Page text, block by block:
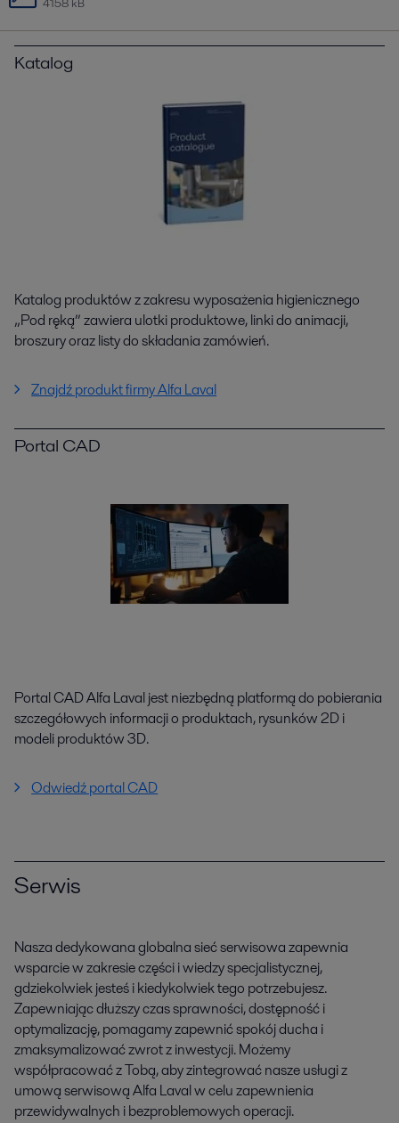
Katalog
Katalog produktów z zakresu wyposażenia higienicznego
„Pod ręką” zawiera ulotki produktowe, linki do animacji,
broszury oraz listy do składania zamówień.
Znajdź produkt firmy Alfa Laval
Portal CAD
Portal CAD Alfa Laval jest niezbędną platformą do pobierania
szczegółowych informacji o produktach, rysunków 2D i
modeli produktów 3D.
Odwiedź portal CAD
Serwis
Nasza dedykowana globalna sieć serwisowa zapewnia
wsparcie w zakresie części i wiedzy specjalistycznej,
gdziekolwiek jesteś i kiedykolwiek tego potrzebujesz.
Zapewniając dłuższy czas sprawności, dostępność i
optymalizację, pomagamy zapewnić spokój ducha i
zmaksymalizować zwrot z inwestycji. Możemy
współpracować z Tobą, aby zintegrować nasze usługi z
umową serwisową Alfa Laval w celu zapewnienia
przewidywalnych i bezproblemowych operacji.